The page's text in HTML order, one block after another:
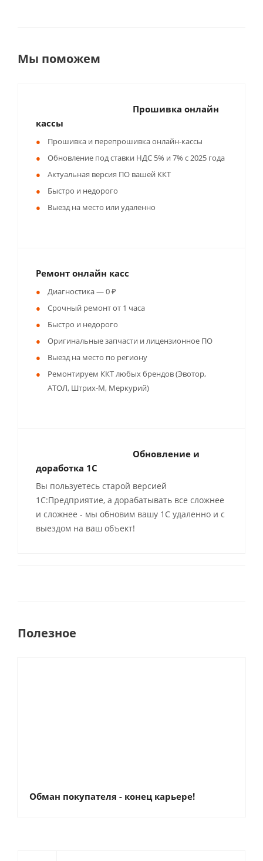
Мы поможем
Прошивка онлайн
кассы
Прошивка и перепрошивка онлайн-кассы
Обновление под ставки НДС 5% и 7% с 2025 года
Актуальная версия ПО вашей ККТ
Быстро и недорого
Выезд на место или удаленно
Ремонт онлайн касс
Диагностика — 0 ₽
Срочный ремонт от 1 часа
Быстро и недорого
Оригинальные запчасти и лицензионное ПО
Выезд на место по региону
Ремонтируем ККТ любых брендов (Эвотор,
АТОЛ, Штрих-М, Меркурий)
Обновление и
доработка 1С
Вы пользуетесь старой версией
1С:Предприятие, а дорабатывать все сложнее
и сложнее - мы обновим вашу 1С удаленно и с
выездом на ваш объект!
Полезное
Обман покупателя - конец карьере!